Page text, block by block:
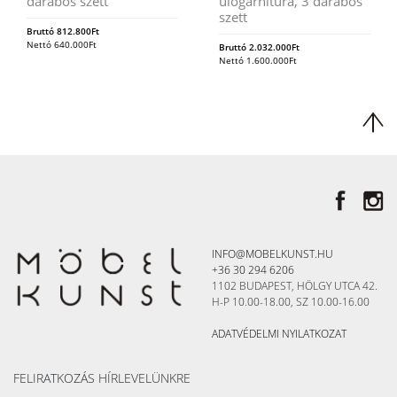
Bruttó 812.800Ft
Nettó 640.000Ft
szett
Bruttó2.032.000Ft
Nettó 1.600.000Ft
INFO@MOBELKUNST.HU
+36 30 294 6206
1102 BUDAPEST, HÖLGY UTCA 42.
H-P 10.00-18.00, SZ 10.00-16.00
ADATVÉDELMI NYILATKOZAT
FELIRATKOZÁS HÍRLEVELÜNKRE